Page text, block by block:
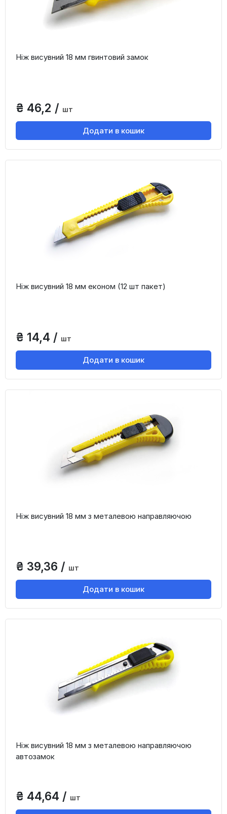
Ніж висувний 18 мм гвинтовий замок
₴ 46,2 / шт
Додати в кошик
Ніж висувний 18 мм економ (12 шт пакет)
₴ 14,4 / шт
Додати в кошик
Ніж висувний 18 мм з металевою направляючою
₴ 39,36 / шт
Додати в кошик
Ніж висувний 18 мм з металевою направляючою
автозамок
₴ 44,64 / шт